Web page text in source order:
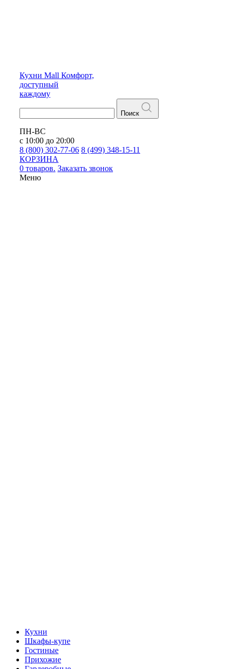
Кухни Mall Комфорт,
доступный
каждому
Поиск
ПН-ВС
с 10:00 до 20:00
8 (800) 302-77-06 8 (499) 348-15-11
КОРЗИНА
0 товаров. Заказать звонок
Меню
Кухни
Шкафы-купе
Гостиные
Прихожие